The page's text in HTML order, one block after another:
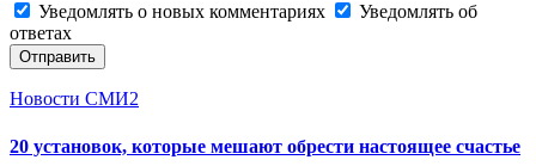
Уведомлять о новых комментариях
Уведомлять об
ответах
Отправить
Новости СМИ2
20 установок, которые мешают обрести настоящее счастье